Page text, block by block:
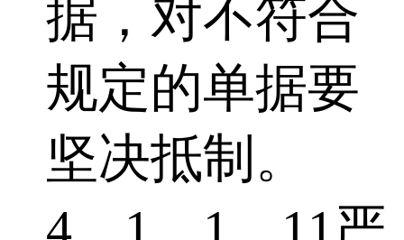
据，对不符合
规定的单据要
坚决抵制。